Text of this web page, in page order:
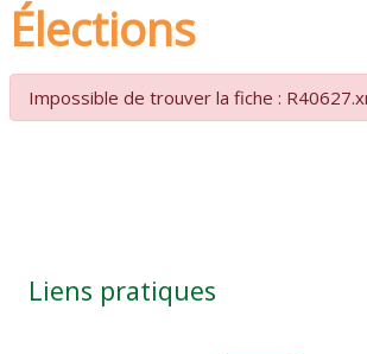
Élections
Impossible de trouver la fiche :
Liens pratiques